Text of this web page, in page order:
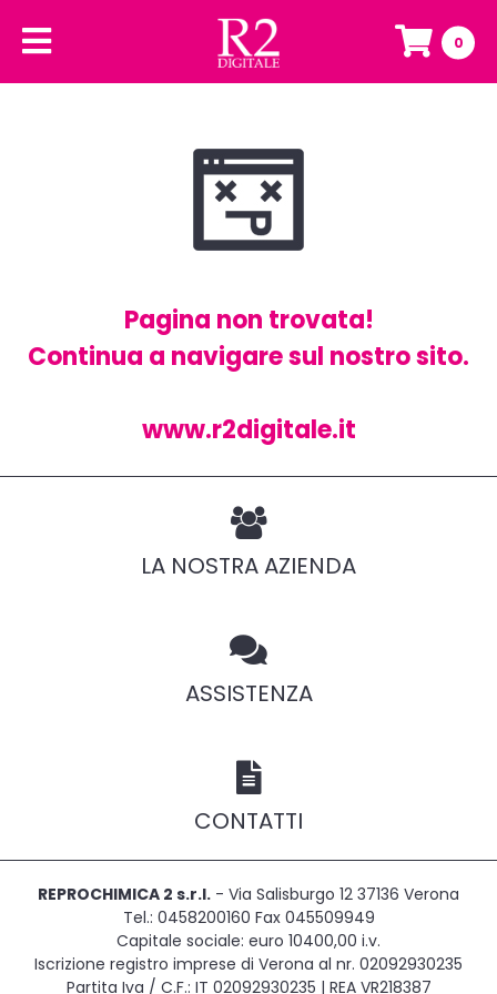
0
Pagina non trovata!
Continua a navigare sul nostro sito.
www.r2digitale.it
LA NOSTRA AZIENDA
ASSISTENZA
CONTATTI
REPROCHIMICA 2 s.r.l. - Via Salisburgo 12 37136 Verona
Tel.: 0458200160 Fax 045509949
Capitale sociale: euro 10400,00 i.v.
Iscrizione registro imprese di Verona al nr. 02092930235
Partita Iva / C.F.: IT 02092930235 | REA VR218387